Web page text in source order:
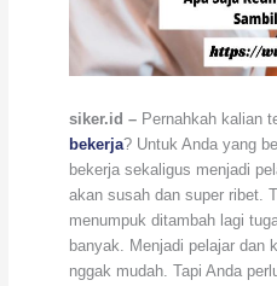
siker.id –Pernahkah kalian
bekerja? Untuk Anda yang
bekerja sekaligus menjadi
akan susah dan super ribet.
menumpuk ditambah lagi
banyak. Menjadi pelajar dan
nggak mudah. Tapi Anda